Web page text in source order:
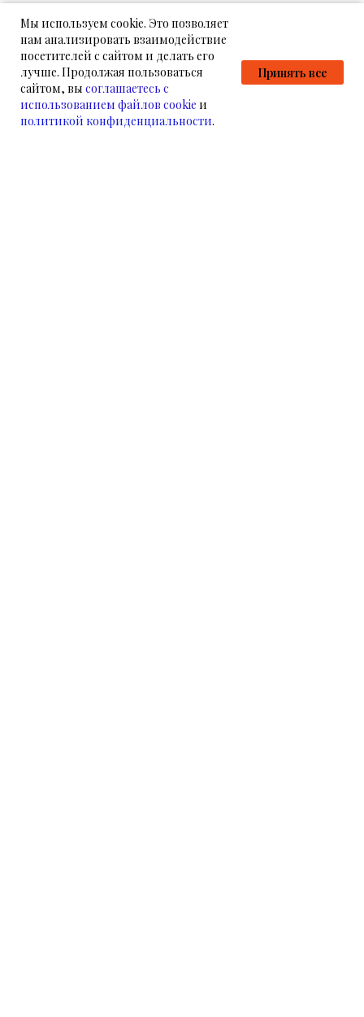
Мы используем cookie. Это позволяет
нам анализировать взаимодействие
посетителей с сайтом и делать его
лучше. Продолжая пользоваться
сайтом, вы соглашаетесь с
использованием файлов cookie и
политикой конфиденциальности.
Принять все